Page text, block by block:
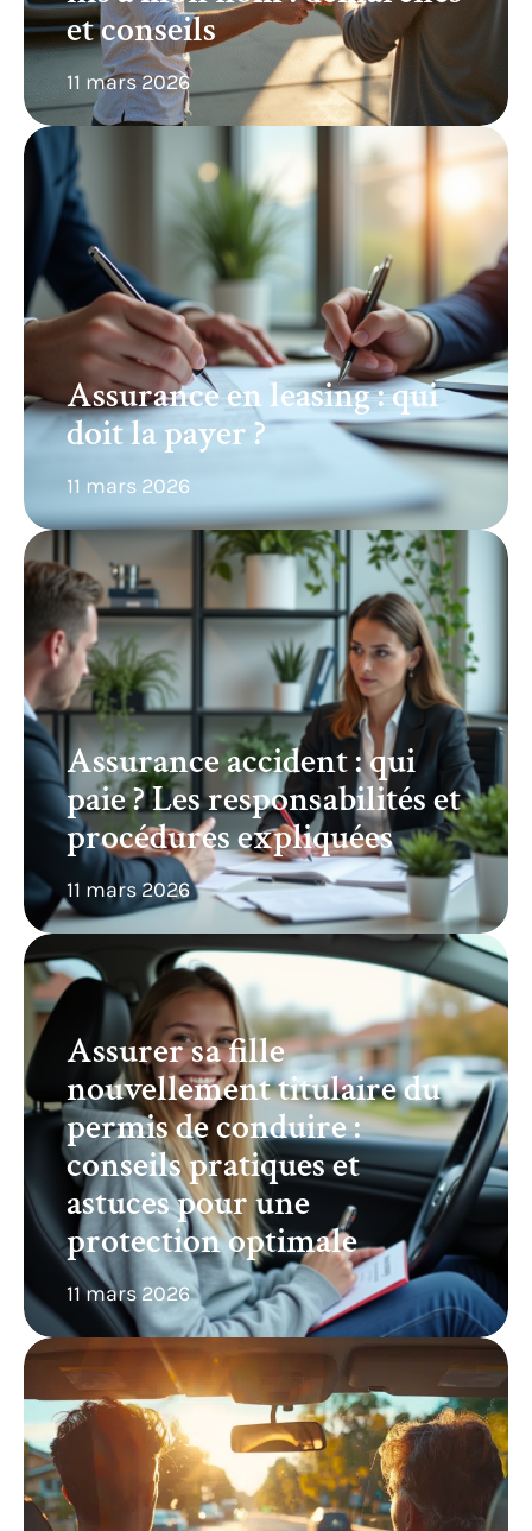
et conseils
11 mars 2026
Assurance en leasing : qui
doit la payer ?
11 mars 2026
Assurance accident : qui
paie ? Les responsabilités et
procédures expliquées
11 mars 2026
Assurer sa fille
nouvellement titulaire du
permis de conduire :
conseils pratiques et
astuces pour une
protection optimale
11 mars 2026